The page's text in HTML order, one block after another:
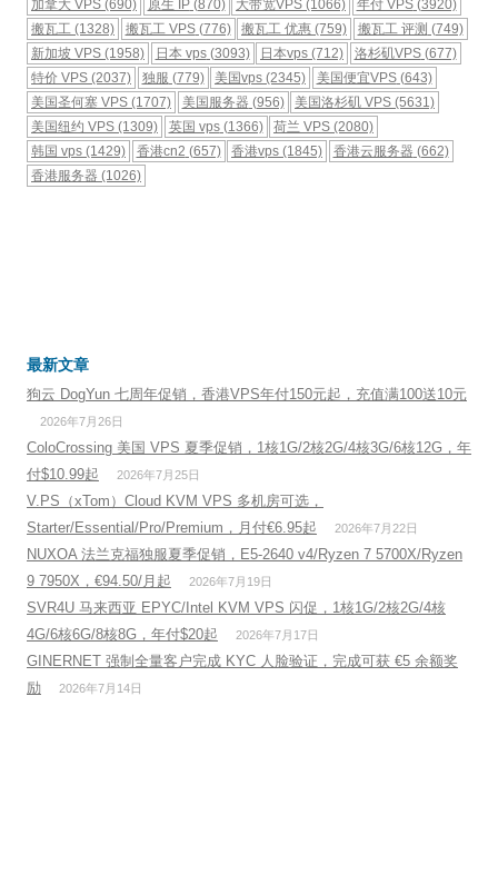
加拿大 VPS (690) 原生 IP(870) 大带宽VPS (1066) 年付 VPS(3920)
搬瓦工 (1328) 搬瓦工 VPS(776) 搬瓦工 优惠 (759) 搬瓦工 评测 (749)
新加坡 VPS (1958) 日本 vps(3093) 日本vps (712) 洛杉矶VPS(677)
特价 VPS (2037) 独服 (779) 美国vps (2345) 美国便宜VPS(643)
美国圣何塞 VPS (1707) 美国服务器 (956) 美国洛杉矶 VPS (5631)
美国纽约 VPS (1309) 英国 vps(1366) 荷兰 VPS (2080)
韩国 vps (1429) 香港cn2 (657) 香港vps (1845) 香港云服务器 (662)
香港服务器 (1026)
最新文章
狗云 DogYun 七周年促销，香港VPS年付150元起，充值满100送10元
2026年7月26日
ColoCrossing 美国 VPS 夏季促销，1核1G/2核2G/4核3G/6核12G，年
付$10.99起
2026年7月25日
V.PS（xTom）Cloud KVM VPS 多机房可选，
Starter/Essential/Pro/Premium，月付€6.95起
2026年7月22日
NUXOA 法兰克福独服夏季促销，E5-2640 v4/Ryzen 7 5700X/Ryzen
9 7950X，€94.50/月起
2026年7月19日
SVR4U 马来西亚 EPYC/Intel KVM VPS 闪促，1核1G/2核2G/4核
4G/6核6G/8核8G，年付$20起
2026年7月17日
GINERNET 强制全量客户完成 KYC 人脸验证，完成可获 €5 余额奖
励
2026年7月14日